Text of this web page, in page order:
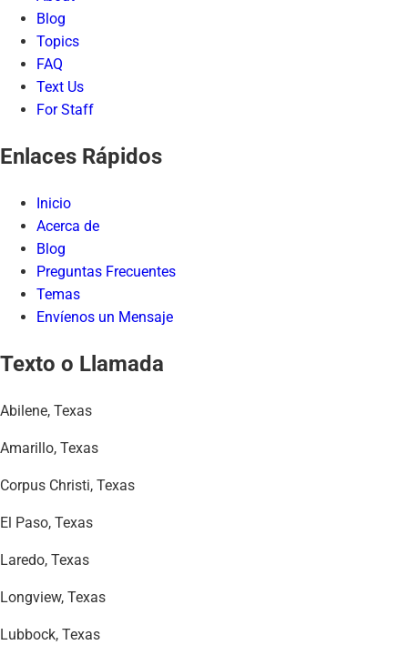
Blog
Topics
FAQ
Text Us
For Staff
Enlaces Rápidos
Inicio
Acerca de
Blog
Preguntas Frecuentes
Temas
Envíenos un Mensaje
Texto o Llamada
Abilene, Texas
Amarillo, Texas
Corpus Christi, Texas
El Paso, Texas
Laredo, Texas
Longview, Texas
Lubbock, Texas